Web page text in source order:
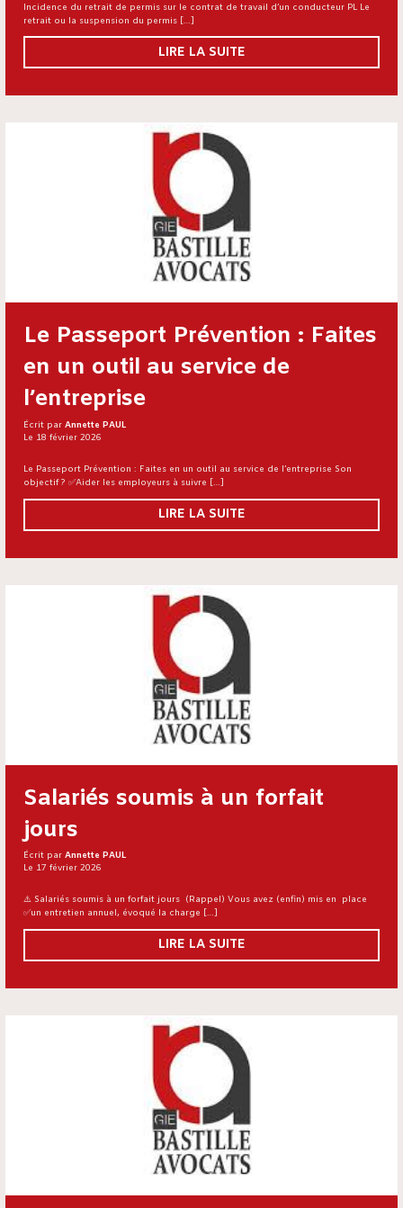
Incidence du retrait de permis sur le contrat de travail d’un conducteur PL Le
retrait ou la suspension du permis […]
LIRE LA SUITE
Le Passeport Prévention : Faites
en un outil au service de
l’entreprise
Écrit par Annette PAUL
Le 18 février 2026
Le Passeport Prévention : Faites en un outil au service de l’entreprise Son
objectif ? ✅Aider les employeurs à suivre […]
LIRE LA SUITE
Salariés soumis à un forfait
jours
Écrit par Annette PAUL
Le 17 février 2026
⚠️ Salariés soumis à un forfait jours (Rappel) Vous avez (enfin) mis en place
✅un entretien annuel, évoqué la charge […]
LIRE LA SUITE